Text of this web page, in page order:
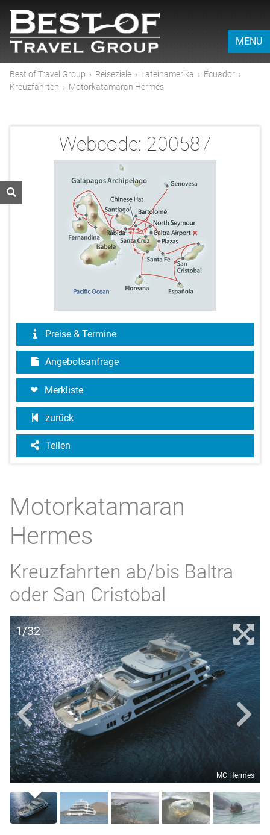
MENU
Best of Travel Group › Reiseziele › Lateinamerika › Ecuador ›
Kreuzfahrten › Motorkatamaran Hermes
Webcode: 200587
Preise & Termine
Angebotsanfrage
Merkliste
zurück
Teilen
Motorkatamaran
Hermes
Kreuzfahrten ab/bis Baltra
oder San Cristobal
1/32
MC Hermes